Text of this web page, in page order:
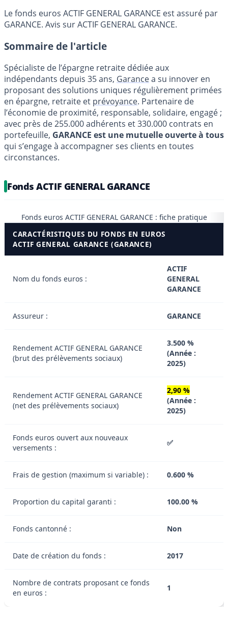
Le fonds euros ACTIF GENERAL GARANCE est assuré par
GARANCE. Avis sur ACTIF GENERAL GARANCE.
Sommaire de l'article
Spécialiste de l’épargne retraite dédiée aux
indépendants depuis 35 ans, Garancea su innover en
proposant des solutions uniques régulièrement primées
en épargne, retraite et prévoyance. Partenaire de
l’économie de proximité, responsable, solidaire, engagé ;
avec près de 255.000 adhérents et 330.000 contrats en
portefeuille, GARANCE est une mutuelle ouverte à tous
qui s’engage à accompagner ses clients en toutes
circonstances.
Fonds ACTIF GENERAL GARANCE
Fonds euros ACTIF GENERAL GARANCE : fiche pratique
CARACTÉRISTIQUES DU FONDS EN EUROS
ACTIF GENERAL GARANCE (GARANCE)
Nom du fonds euros :
ACTIF
GENERAL
GARANCE
Assureur : GARANCE
Rendement ACTIF GENERAL GARANCE
(brut des prélèvements sociaux)
3.500 %
(Année :
2025)
Rendement ACTIF GENERAL GARANCE
(net des prélèvements sociaux)
2,90 %
(Année :
2025)
Fonds euros ouvert aux nouveaux
versements :
✅
Frais de gestion (maximum si variable) : 0.600 %
Proportion du capital garanti : 100.00 %
Fonds cantonné : Non
Date de création du fonds : 2017
Nombre de contrats proposant ce fonds
en euros :
1